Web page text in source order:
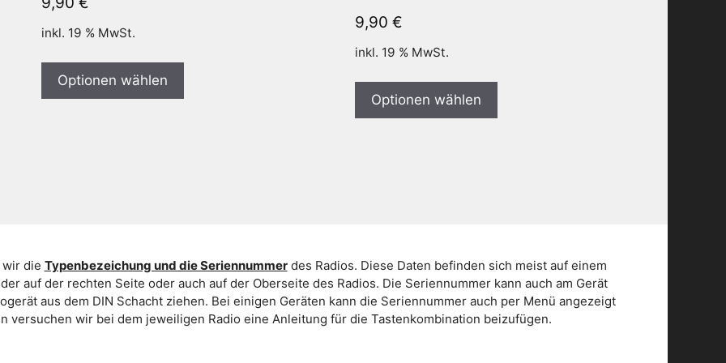
inkl. 19 % MwSt.
Optionen wählen
9,90 €
inkl. 19 % MwSt.
Optionen wählen
die Typenbezeichung und die Seriennummerdes Radios. Diese Daten befinden sich meist auf einem
auf der rechten Seite oder auch auf der Oberseite des Radios. Die Seriennummer kann auch am Gerät
aus dem DIN Schacht ziehen. Bei einigen Geräten kann die Seriennummer auch per Menü angezeigt
versuchen wir bei dem jeweiligen Radio eine Anleitung für die Tastenkombination beizufügen.